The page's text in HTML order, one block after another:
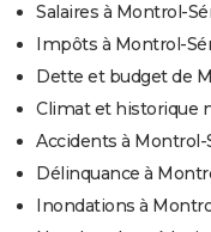
Salaires à Montrol-
Impôts à Montrol-
Dette et budget de
Climat et historique
Accidents à Montrol-
Délinquance à
Inondations à